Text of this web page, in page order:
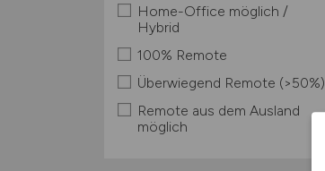
Home-Office möglich /
Hybrid
100% Remote
Überwiegend Remote (>50%)
Remote aus dem Ausland
möglich